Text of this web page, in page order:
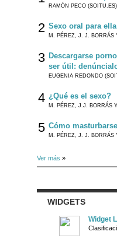
RAMÓN PECO (SOITU.ES)
2 Sexo oral para ella
M. PÉREZ, J. J. BORRÁS
3 Descargarse
ser útil:
EUGENIA REDONDO
4 ¿Qué es el sexo?
M. PÉREZ, J.J. BORRÁS
5 Cómo
M. PÉREZ, J. J. BORRÁS
Ver más »
WIDGETS
Widget